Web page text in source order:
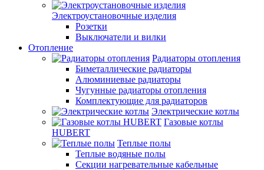
Электроустановочные изделия
Розетки
Выключатели и вилки
Отопление
Радиаторы отопления
Биметаллические радиаторы
Алюминиевые радиаторы
Чугунные радиаторы отопления
Комплектующие для радиаторов
Электрические котлы
Газовые котлы
HUBERT
Теплые полы
Теплые водяные полы
Секции нагревательные кабельные